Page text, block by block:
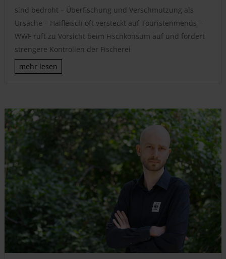
sind bedroht – Überfischung und Verschmutzung als
Ursache – Haifleisch oft versteckt auf Touristenmenüs –
WWF ruft zu Vorsicht beim Fischkonsum auf und fordert
strengere Kontrollen der Fischerei
mehr lesen